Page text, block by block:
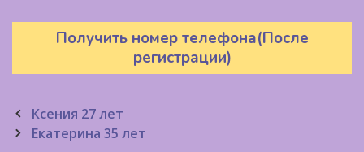
Получить номер телефона(После
регистрации)
Post
navigation
Ксения 27 лет
Екатерина 35 лет